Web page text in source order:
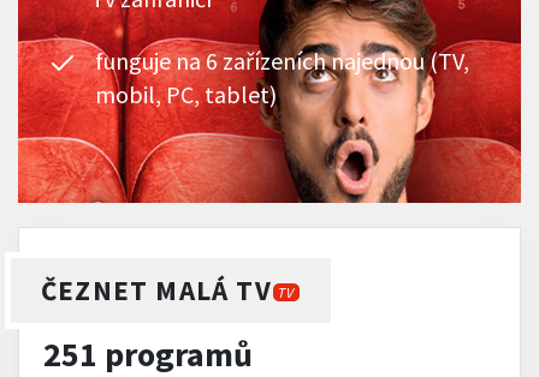
funguje na 6 zařízeních najednou (TV,
mobil, PC, tablet)
ČEZNET MALÁ TV TV
251 programů